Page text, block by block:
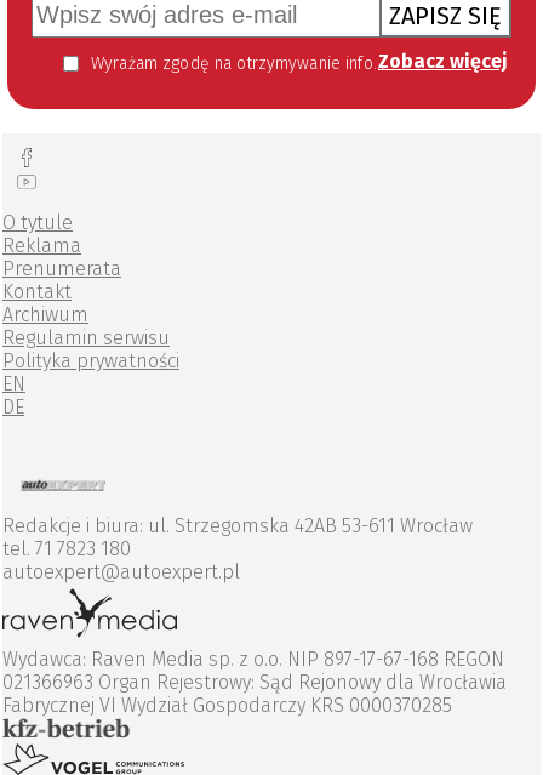
ZAPISZ SIĘ
Wyrażam zgodę na otrzymywanie informacji handlowej kierowanej do mnie za pomocą środków komunikacji elektronicznej w szczególności poczty elektronicznej zgodnie z przepisem art. 10 ust 2 ustawy z dnia 18 lipca 2002 roku o świadczeniu usług drogą elektroniczną (Dz. U. 144 z 2002 r. poz. 1204). Zgoda jest dobrowolna, jednak jej wyrażenie jest konieczne, aby otrzymywać newsletter. Zobacz więcej
O tytule
Reklama
Prenumerata
Kontakt
Archiwum
Regulamin serwisu
Polityka prywatności
EN
DE
Redakcje i biura: ul. Strzegomska 42AB 53-611 Wrocław
tel. 71 7823 180
autoexpert@autoexpert.pl
Wydawca: Raven Media sp. z o.o. NIP 897-17-67-168 REGON
021366963 Organ Rejestrowy: Sąd Rejonowy dla Wrocławia
Fabrycznej VI Wydział Gospodarczy KRS 0000370285